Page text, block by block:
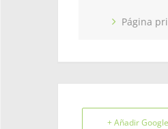
Página
+ Añadir